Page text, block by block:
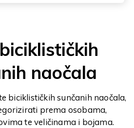
naočala
biciklističkih sunčanih naočala,
prema osobama,
te veličinama i bojama.